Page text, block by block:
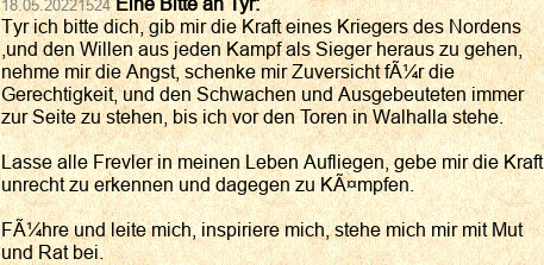
18.05.20221524
Tyr ich bitte dich, gib mir die Kraft eines Kriegers des Nordens
,und den Willen aus jeden Kampf als Sieger heraus zu gehen,
nehme mir die Angst, schenke mir Zuversicht fÃ¼r die
Gerechtigkeit, und den Schwachen und Ausgebeuteten immer
zur Seite zu stehen, bis ich vor den Toren in Walhalla stehe.
Lasse alle Frevler in meinen Leben Aufliegen, gebe mir die Kraft
unrecht zu erkennen und dagegen zu KÃ¤mpfen.
FÃ¼hre und leite mich, inspiriere mich, stehe mich mir mit Mut
und Rat bei.